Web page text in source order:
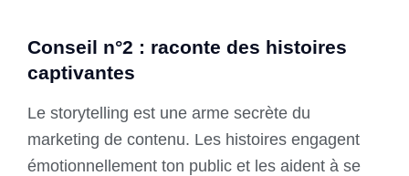
Conseil n°2 : raconte des histoires
captivantes
Le storytelling est une arme secrète du
marketing de contenu. Les histoires engagent
émotionnellement ton public et les aident à se